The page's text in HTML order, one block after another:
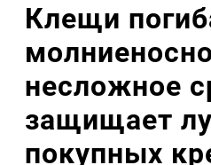
Клещи
несложное
защищает
покупных